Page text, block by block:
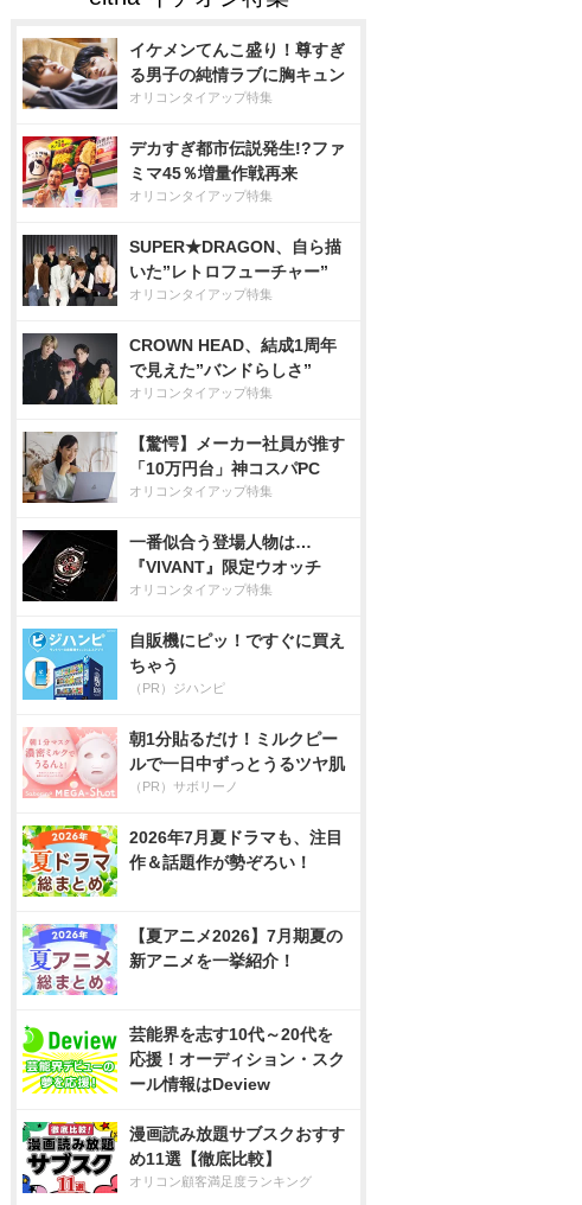
イケメンてんこ盛り！尊すぎ
る男子の純情ラブに胸キュン
オリコンタイアップ特集
デカすぎ都市伝説発生!?ファ
ミマ45％増量作戦再来
オリコンタイアップ特集
SUPER★DRAGON、自ら描
いた”レトロフューチャー”
オリコンタイアップ特集
CROWN HEAD、結成1周年
で見えた”バンドらしさ”
オリコンタイアップ特集
【驚愕】メーカー社員が推す
「10万円台」神コスパPC
オリコンタイアップ特集
一番似合う登場人物は…
『VIVANT』限定ウオッチ
オリコンタイアップ特集
自販機にピッ！ですぐに買え
ちゃう
（PR）ジハンピ
朝1分貼るだけ！ミルクピー
ルで一日中ずっとうるツヤ肌
（PR）サボリーノ
2026年7月夏ドラマも、注目
作＆話題作が勢ぞろい！
【夏アニメ2026】7月期夏の
新アニメを一挙紹介！
芸能界を志す10代～20代を
応援！オーディション・スク
ール情報はDeview
漫画読み放題サブスクおすす
め11選【徹底比較】
オリコン顧客満足度ランキング